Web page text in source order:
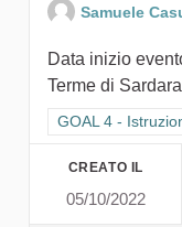
Samuele
Data inizio
Terme di
Filtra i risultati
GOAL 4 -
CREATO IL
05/10/2022